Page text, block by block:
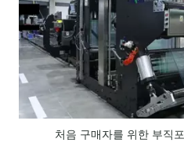
처음 구매자를 위한 부직